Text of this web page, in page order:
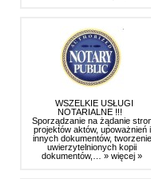
WSZELKIE USŁUGI
NOTARIALNE !!!
Sporządzanie na żądanie
projektów aktów, upoważnień i
innych dokumentów, tworzenie
uwierzytelnionych kopii
dokumentów,… » więcej »